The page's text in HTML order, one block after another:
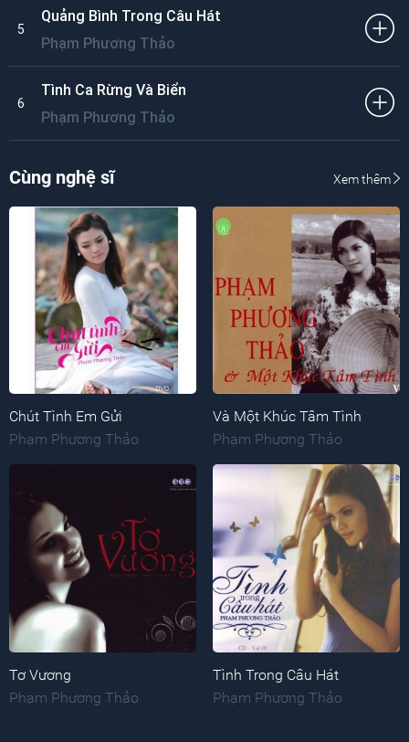
5
Quảng Bình Trong Câu Hát
Phạm Phương Thảo
6
Tình Ca Rừng Và Biển
Phạm Phương Thảo
Cùng nghệ sĩ Xem thêm
Chút Tình Em Gửi
Phạm Phương Thảo
Và Một Khúc Tâm Tình
Phạm Phương Thảo
Tơ Vương
Phạm Phương Thảo
Tình Trong Câu Hát
Phạm Phương Thảo